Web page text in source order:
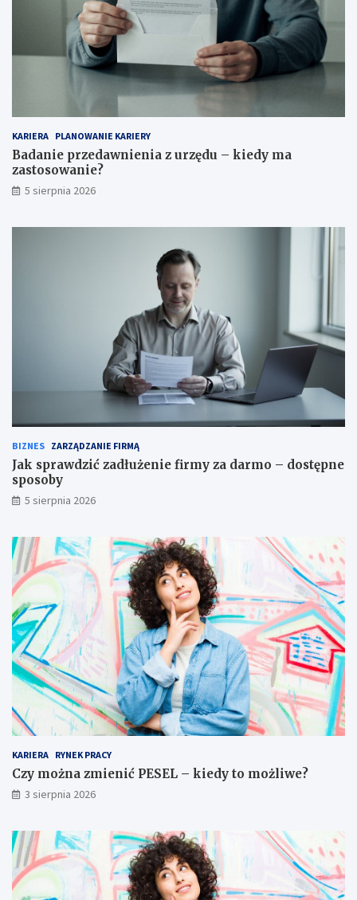
KARIERA PLANOWANIE KARIERY
Badanie przedawnienia z urzędu – kiedy ma
zastosowanie?
5 sierpnia 2026
BIZNES ZARZĄDZANIE FIRMĄ
Jak sprawdzić zadłużenie firmy za darmo – dostępne
sposoby
5 sierpnia 2026
KARIERA RYNEK PRACY
Czy można zmienić PESEL – kiedy to możliwe?
3 sierpnia 2026